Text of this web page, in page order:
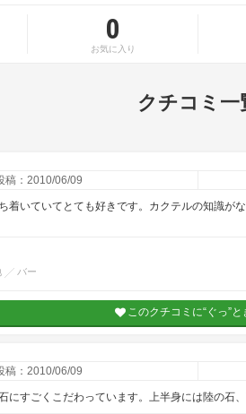
0
お気に入り
クチコミ一
稿：2010/06/09
着いていてとても好きです。カクテルの知識が
バー
このクチコミに“ぐっ”と
稿：2010/06/09
にすごくこだわっています。上半身には陸の石